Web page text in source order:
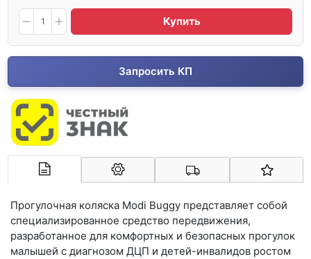
Купить
Запросить КП
Арконт-Мед
Прогулочная коляска Modi Buggy представляет собой
специализированное средство передвижения,
разработанное для комфортных и безопасных прогулок
малышей с диагнозом ДЦП и детей-инвалидов ростом